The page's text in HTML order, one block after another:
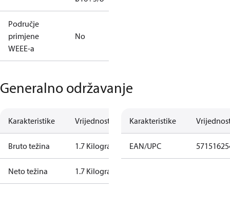
Područje
primjene
WEEE-a
No
Generalno održavanje
Karakteristike Vrijednost
Bruto težina 1.7 Kilogram
Neto težina 1.7 Kilogram
Karakteristike
EAN/UPC